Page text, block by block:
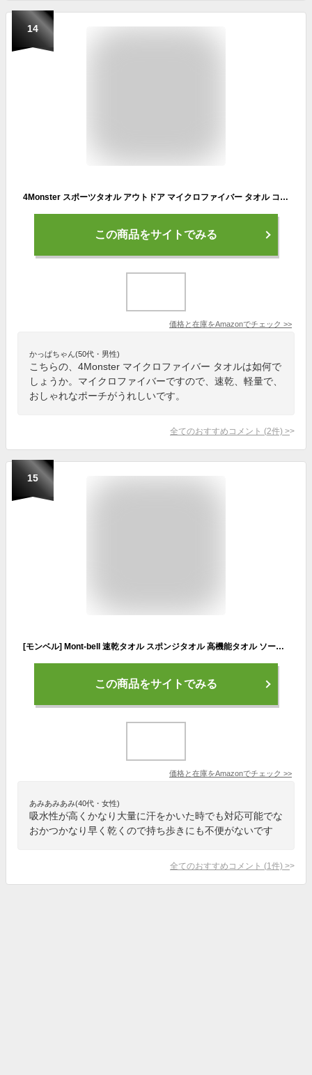
14
4Monster スポーツタオル アウトドア マイクロファイバー タオル コンパクト 速乾タオル ジムタオル フェイスタオル スイミングタオル 旅行 バスタオル
この商品をサイトでみる
価格と在庫をAmazonでチェック >>
かっぱちゃん(50代・男性)
こちらの、4Monster マイクロファイバー タオルは如何で
しょうか。マイクロファイバーですので、速乾、軽量で、
おしゃれなポーチがうれしいです。
全てのおすすめコメント (2件) >
15
[モンベル] Mont-bell 速乾タオル スポンジタオル 高機能タオル ソークアップ PVAスポンジ 高吸水性 吸水 無地 コンパクト キャンプ アウトドア 1124552 (ブルー)
この商品をサイトでみる
価格と在庫をAmazonでチェック >>
あみあみあみ(40代・女性)
吸水性が高くかなり大量に汗をかいた時でも対応可能でな
おかつかなり早く乾くので持ち歩きにも不便がないです
全てのおすすめコメント (1 件) >